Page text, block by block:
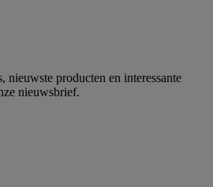
nieuwste producten en interessante
nieuwsbrief.